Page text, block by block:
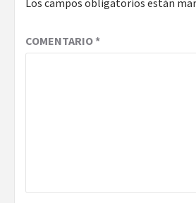
Los campos obligatorios están
COMENTARIO*